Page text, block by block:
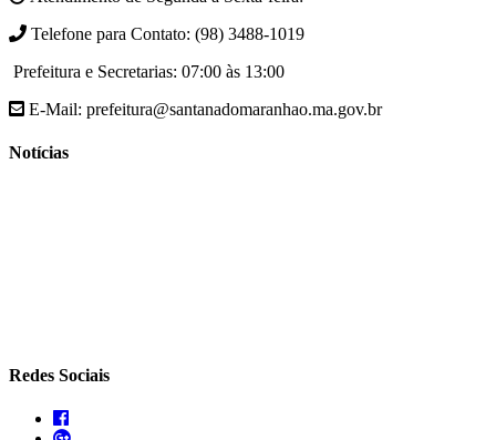
Telefone para Contato: (98) 3488-1019
Prefeitura e Secretarias: 07:00 às 13:00
E-Mail: prefeitura@santanadomaranhao.ma.gov.br
Notícias
Redes Sociais